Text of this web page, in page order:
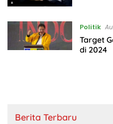
Politik
Target
di 2024
Berita Terbaru